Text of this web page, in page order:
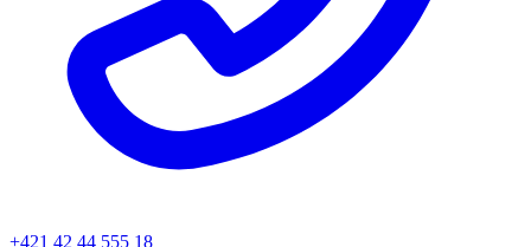
+421 42 44 555 18